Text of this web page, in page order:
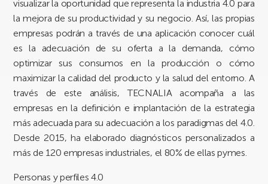
visualizar la oportunidad que representa la industria 4.0 para
la mejora de su productividad y su negocio. Así, las propias
empresas podrán a través de una aplicación conocer cuál
es la adecuación de su oferta a la demanda, cómo
optimizar sus consumos en la producción o cómo
maximizar la calidad del producto y la salud del entorno. A
través de este análisis, TECNALIA acompaña a las
empresas en la definición e implantación de la estrategia
más adecuada para su adecuación a los paradigmas del 4.0.
Desde 2015, ha elaborado diagnósticos personalizados a
más de 120 empresas industriales, el 80% de ellas pymes.
Personas y perfiles 4.0